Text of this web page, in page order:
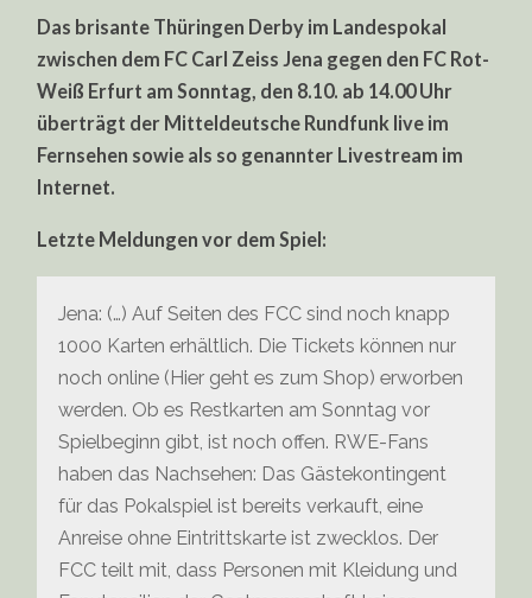
Das brisante Thüringen Derby im Landespokal
zwischen dem FC Carl Zeiss Jena gegen den FC Rot-
Weiß Erfurt am Sonntag, den 8.10. ab 14.00 Uhr
überträgt der Mitteldeutsche Rundfunk live im
Fernsehen sowie als so genannter Livestream im
Internet.
Letzte Meldungen vor dem Spiel:
Jena: (…) Auf Seiten des FCC sind noch knapp
1000 Karten erhältlich. Die Tickets können nur
noch online (Hier geht es zum Shop) erworben
werden. Ob es Restkarten am Sonntag vor
Spielbeginn gibt, ist noch offen. RWE-Fans
haben das Nachsehen: Das Gästekontingent
für das Pokalspiel ist bereits verkauft, eine
Anreise ohne Eintrittskarte ist zwecklos. Der
FCC teilt mit, dass Personen mit Kleidung und